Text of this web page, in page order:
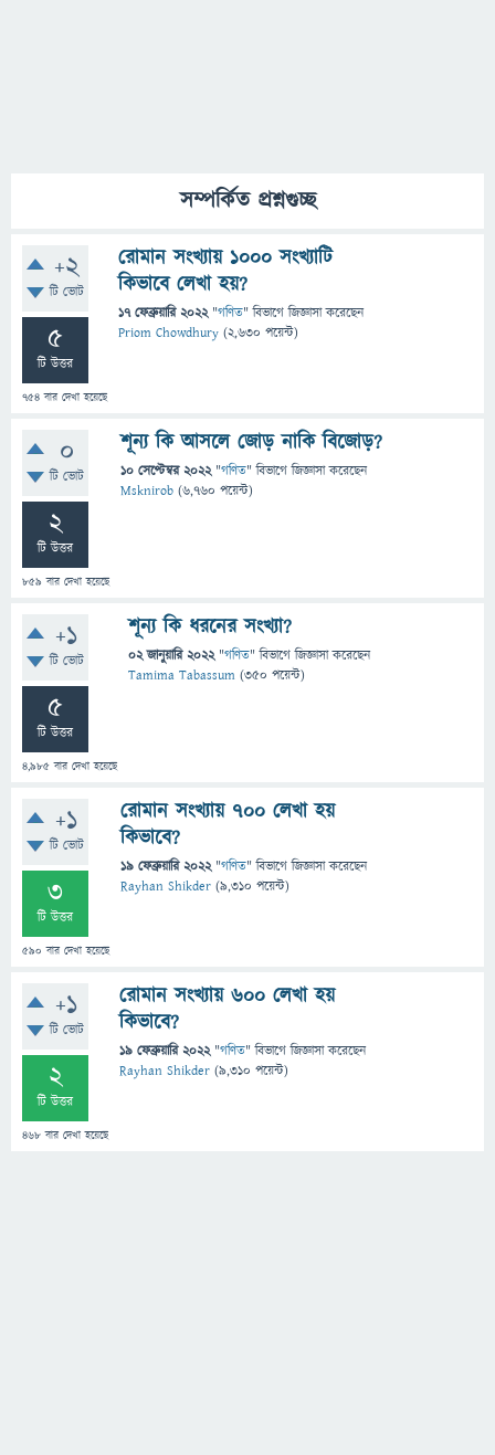
সম্পর্কিত প্রশ্নগুচ্ছ
+2
টি ভোট
5
টি উত্তর
754 বার দেখা হয়েছে
রোমান সংখ্যায় 1000 সংখ্যাটি
কিভাবে লেখা হয়?
17 ফেব্রুয়ারি 2022 "গণিত" বিভাগে জিজ্ঞাসাকরেছেন
Priom Chowdhury (2,630 পয়েন্ট)
0
টি ভোট
2
টি উত্তর
859 বার দেখা হয়েছে
শূন্য কি আসলে জোড় নাকি বিজোড়?
10 সেপ্টেম্বর 2022 "গণিত" বিভাগে জিজ্ঞাসাকরেছেন
Msknirob (6,760 পয়েন্ট)
+1
টি ভোট
5
টি উত্তর
4,985 বার দেখা হয়েছে
শূন্য কি ধরনের সংখ্যা?
02 জানুয়ারি 2022 "গণিত" বিভাগে জিজ্ঞাসাকরেছেন
Tamima Tabassum (350 পয়েন্ট)
+1
টি ভোট
3
টি উত্তর
590 বার দেখা হয়েছে
রোমান সংখ্যায় ৭০০ লেখা হয়
কিভাবে?
19 ফেব্রুয়ারি 2022 "গণিত" বিভাগে জিজ্ঞাসাকরেছেন
Rayhan Shikder (9,310 পয়েন্ট)
+1
টি ভোট
2
টি উত্তর
468 বার দেখা হয়েছে
রোমান সংখ্যায় ৬০০ লেখা হয়
কিভাবে?
19 ফেব্রুয়ারি 2022 "গণিত" বিভাগে জিজ্ঞাসাকরেছেন
Rayhan Shikder (9,310 পয়েন্ট)